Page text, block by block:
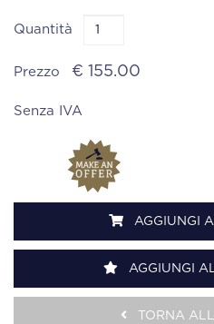
Quantità
Prezzo € 155.00
Senza IVA
AGGIUNGI
AGGIUNGI
TORNA